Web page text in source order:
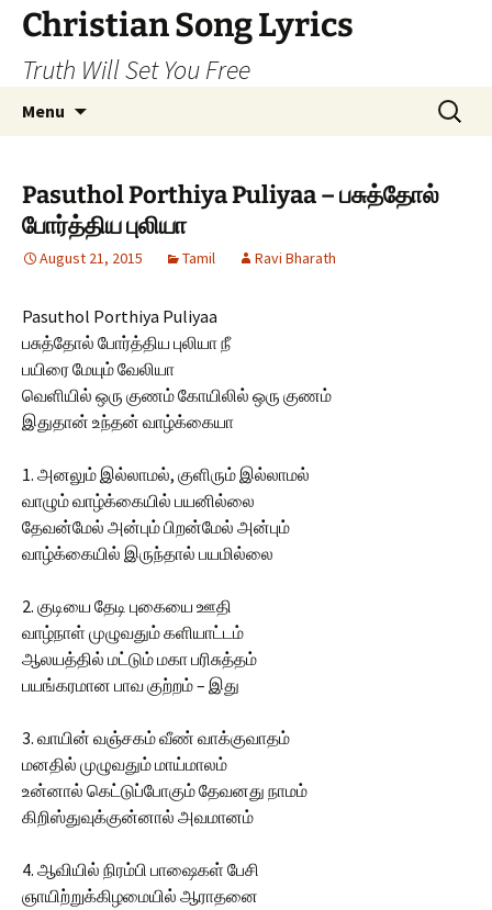
Skip
content
Christian Song Lyrics
Truth Will Set You Free
Menu
Search
for:
Pasuthol Porthiya Puliyaa – பசுத்தோல்
போர்த்திய புலியா
August 21, 2015 Tamil Ravi Bharath
Pasuthol Porthiya Puliyaa
பசுத்தோல் போர்த்திய புலியா நீ
பயிரை மேயும் வேலியா
வெளியில் ஒரு குணம் கோயிலில் ஒரு குணம்
இதுதான் உந்தன் வாழ்க்கையா
1. அனலும் இல்லாமல், குளிரும் இல்லாமல்
வாழும் வாழ்க்கையில் பயனில்லை
தேவன்மேல் அன்பும் பிறன்மேல் அன்பும்
வாழ்க்கையில் இருந்தால் பயமில்லை
2. குடியை தேடி புகையை ஊதி
வாழ்நாள் முழுவதும் களியாட்டம்
ஆலயத்தில் மட்டும் மகா பரிசுத்தம்
பயங்கரமான பாவ குற்றம் – இது
3. வாயின் வஞ்சகம் வீண் வாக்குவாதம்
மனதில் முழுவதும் மாய்மாலம்
உன்னால் கெட்டுப்போகும் தேவனது நாமம்
கிறிஸ்துவுக்குன்னால் அவமானம்
4. ஆவியில் நிரம்பி பாஷைகள் பேசி
ஞாயிற்றுக்கிழமையில் ஆராதனை